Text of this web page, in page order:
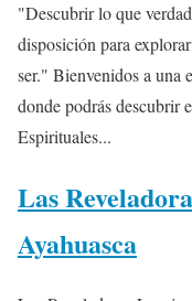
"Descubrir lo que
disposición para
ser." Bienvenidos a una
donde podrás descubrir
Espirituales...
Las
Ayahuasca